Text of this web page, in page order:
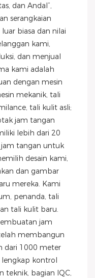
dan Andal”,
serangkaian
biasa dan nilai
kami,
dan menjual
kami adalah
dengan mesin
mekanik, tali
tali kulit asli;
jam tangan
lebih dari 20
jam tangan untuk
desain kami,
dan gambar
mereka. Kami
penanda, tali
tali kulit baru.
jam
membangun
dari 1000 meter
lengkap kontrol
teknik, bagian IQC,